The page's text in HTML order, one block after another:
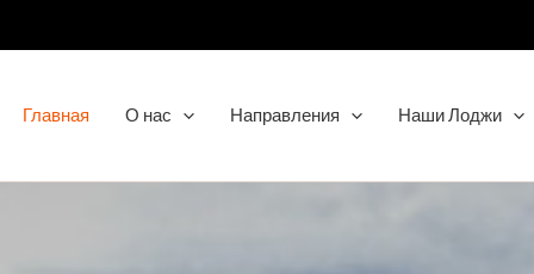
Главная
О нас Направления Наши Лоджи